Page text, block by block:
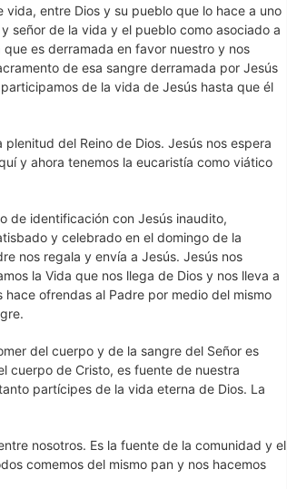
entre Dios y su pueblo que lo hace a uno
señor de la vida y el pueblo como asociado a
es derramada en favor nuestro y nos
de esa sangre derramada por Jesús
de la vida de Jesús hasta que él
del Reino de Dios. Jesús nos espera
y ahora tenemos la eucaristía como viático
de identificación con Jesús inaudito,
y celebrado en el domingo de la
nos regala y envía a Jesús. Jesús nos
la Vida que nos llega de Dios y nos lleva a
ofrendas al Padre por medio del mismo
del cuerpo y de la sangre del Señor es
cuerpo de Cristo, es fuente de nuestra
partícipes de la vida eterna de Dios. La
nosotros. Es la fuente de la comunidad y el
comemos del mismo pan y nos hacemos